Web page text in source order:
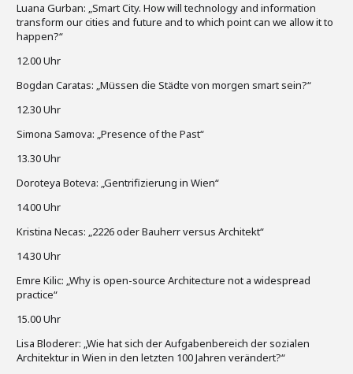
Luana Gurban: „Smart City. How will technology and information
transform our cities and future and to which point can we allow it to
happen?“
12.00 Uhr
Bogdan Caratas: „Müssen die Städte von morgen smart sein?“
12.30 Uhr
Simona Samova: „Presence of the Past“
13.30 Uhr
Doroteya Boteva: „Gentrifizierung in Wien“
14.00 Uhr
Kristina Necas: „2226 oder Bauherr versus Architekt“
14.30 Uhr
Emre Kilic: „Why is open-source Architecture not a widespread
practice“
15.00 Uhr
Lisa Bloderer: „Wie hat sich der Aufgabenbereich der sozialen
Architektur in Wien in den letzten 100 Jahren verändert?“